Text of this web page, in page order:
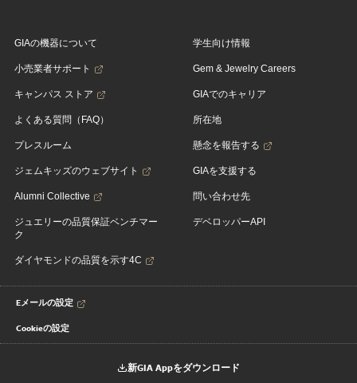
GIAの機器について
小売業者サポート
キャンパス ストア
よくある質問（FAQ）
プレスルーム
ジェムキッズのウェブサイト
Alumni Collective
ジュエリーの品質保証ベンチマー
ク
ダイヤモンドの品質を示す4C
学生向け情報
Gem & Jewelry Careers
GIAでのキャリア
所在地
懸念を報告する
GIAを支援する
問い合わせ先
デベロッパーAPI
Eメールの設定
Cookieの設定
新GIA Appをダウンロード